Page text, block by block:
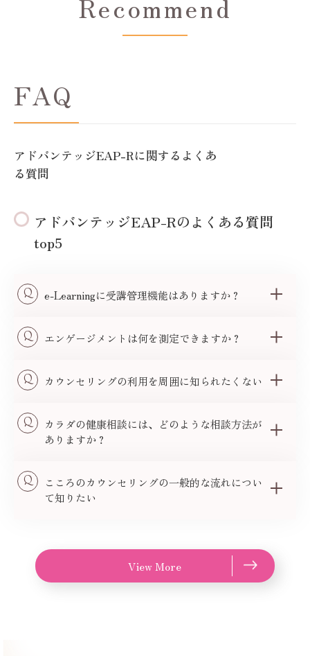
FAQ
アドバンテッジEAP-Rに関するよくあ
る質問
View More
アドバンテッジEAP-Rのよくある質問
top5
Q e-Learningに受講管理機能はありますか？
Q エンゲージメントは何を測定できますか？
Q カウンセリングの利用を周囲に知られたくない
Q
カラダの健康相談には、どのような相談方法が
ありますか？
Q
こころのカウンセリングの一般的な流れについ
て知りたい